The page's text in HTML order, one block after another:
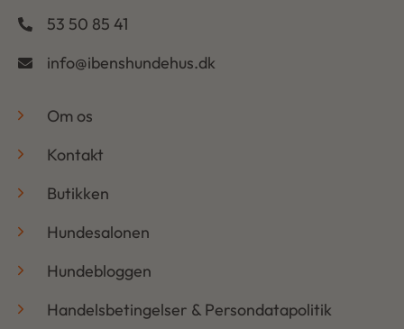
53 50 85 41
info@ibenshundehus.dk
Om os
Kontakt
Butikken
Hundesalonen
Hundebloggen
Handelsbetingelser & Persondatapolitik